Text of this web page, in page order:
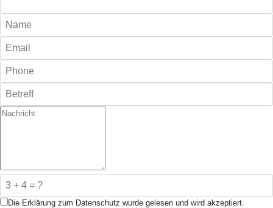
Die Erklärung zum Datenschutz wurde gelesen und wird akzeptiert.